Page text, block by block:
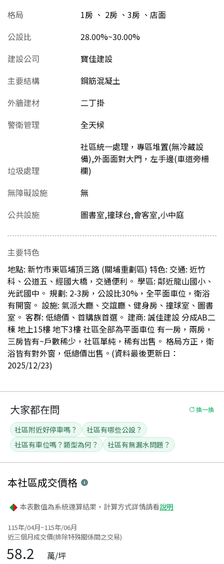
格局
1房 、 2房 、3房 、店面
公設比
28.00%~30.00%
建設公司
寶佳建設
主要結構
鋼筋混凝土
外牆建材
二丁掛
警衛管理
全天候
垃圾處理
社區統一處理，專區堆置(無冷藏設
備),外面面對大門，左手邊(車道旁柵
欄)
無障礙設施
無
公共設施
圖書室,撞球台,會客室,小中庭
主要特色
地點: 新竹市東區埔頂三路 (關埔重劃區) 特色: 交通: 近竹
科、公道五、經國大橋，交通便利。 學區: 鄰近龍山國小、
光武國中。 規劃: 2-3房，公設比30%，全平面車位，衛浴
有開窗。 設施: 氣派大廳、交誼廳、健身房、撞球室、圖書
室。 客群: 低總價、首購族首選。 建商: 誠佳建設 分成AB二
棟 地上15樓 地下3樓 社區全部為平面車位 有一房，兩房，
三房皆有~戶數稀少，社區單純，稀有出售。 格局方正，衛
浴皆有對外窗，低總價出售。(資料最後更新日：
2025/12/23)
大家都在問 換一換
社區附近好停車嗎？
社區有哪些公設？
社區有車位嗎？類型為何？
社區有無漏水問題？
本社區成交價格
本表數值為系統運算結果，計算方式詳情請看說明
115年/04月~115年/06月
近三個月成交價(排除特殊關係間之交易)
58.2 萬/坪